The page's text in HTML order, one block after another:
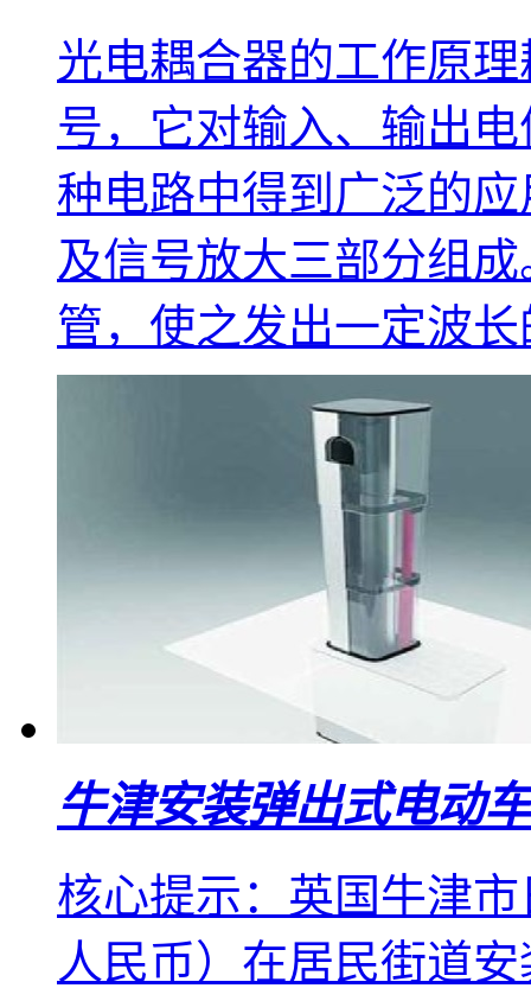
光电耦合器的工作原
号，它对输入、输出
种电路中得到广泛的
及信号放大三部分组
管，使之发出一定波
牛津安装弹出式电动
核心提示：英国牛津
人民币）在居民街道